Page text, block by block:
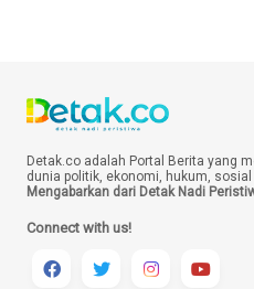
Detak.co adalah Portal Berita yang
dunia politik, ekonomi, hukum, sosial
Mengabarkan dari Detak Nadi
Connect with us!